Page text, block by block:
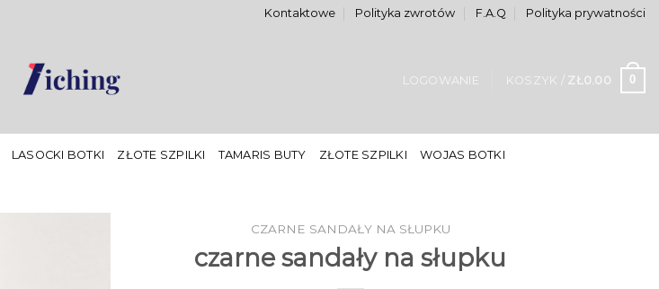
Kontaktowe Polityka zwrotów F.A.Q Polityka prywatności
LOGOWANIE KOSZYK / ZŁ 0.00 0
LASOCKI BOTKI ZŁOTE SZPILKI TAMARIS BUTY ZŁOTE SZPILKI WOJAS BOTKI
CZARNE SANDAŁY NA SŁUPKU
czarne sandały na słupku